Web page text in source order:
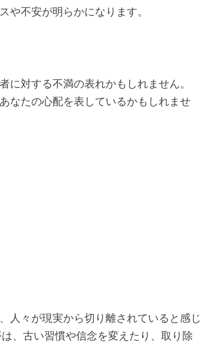
や不安が明らかになります。
対する不満の表れかもしれません。
なたの心配を表しているかもしれませ
人々が現実から切り離されていると感
、古い習慣や信念を変えたり、取り除